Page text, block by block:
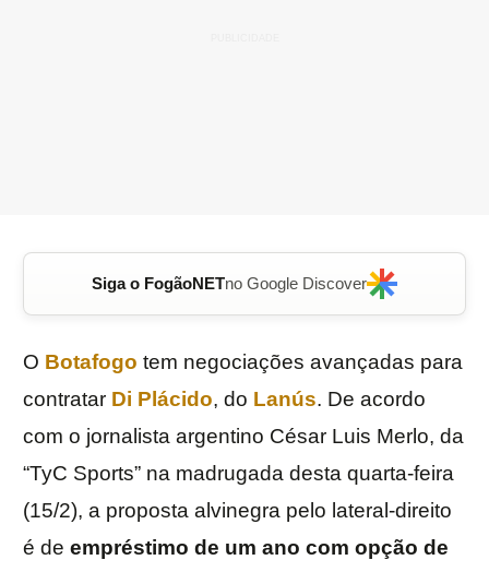
Siga o FogãoNETno Google Discover
O Botafogo tem negociações avançadas para
contratar Di Plácido, do Lanús. De acordo
com o jornalista argentino César Luis Merlo, da
“TyC Sports” na madrugada desta quarta-feira
(15/2), a proposta alvinegra pelo lateral-direito
é de empréstimo de um ano com opção de